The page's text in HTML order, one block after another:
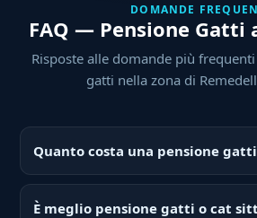
DOMANDE
FAQ — Pensione Gatti
Risposte alle domande più
gatti nella zona di
Quanto costa una pensione
È meglio pensione gatti o cat